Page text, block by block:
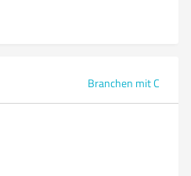
Branchen mit C